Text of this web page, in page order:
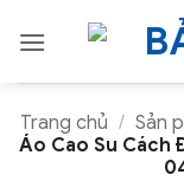
qua
Trang chủ / Sản
Áo Cao Su Cách